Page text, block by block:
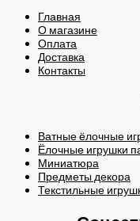
Главная
О магазине
Оплата
Доставка
Контакты
Ватные ёлочные
Ёлочные игрушки
Миниатюра
Предметы декора
Текстильные